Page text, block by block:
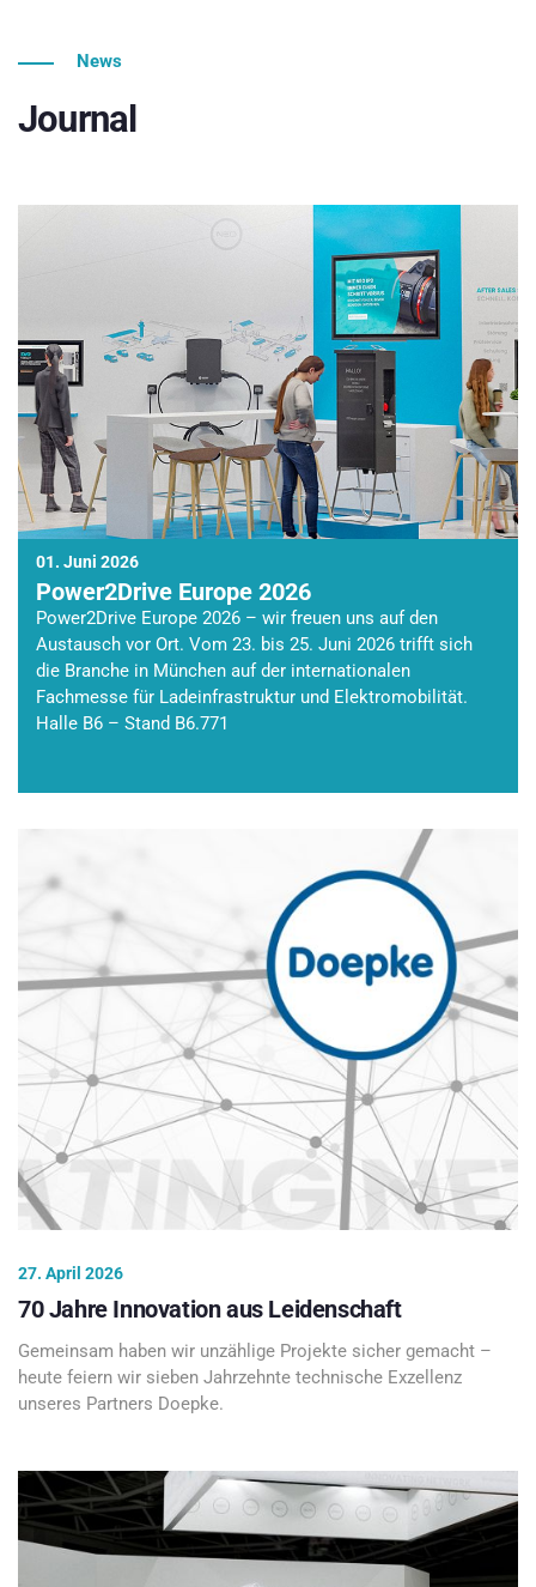
News
Journal
01. Juni 2026
Power2Drive Europe 2026
Power2Drive Europe 2026 – wir freuen uns auf den
Austausch vor Ort. Vom 23. bis 25. Juni 2026 trifft sich
die Branche in München auf der internationalen
Fachmesse für Ladeinfrastruktur und Elektromobilität.
Halle B6 – Stand B6.771
27. April 2026
70 Jahre Innovation aus Leidenschaft
Gemeinsam haben wir unzählige Projekte sicher gemacht –
heute feiern wir sieben Jahrzehnte technische Exzellenz
unseres Partners Doepke.